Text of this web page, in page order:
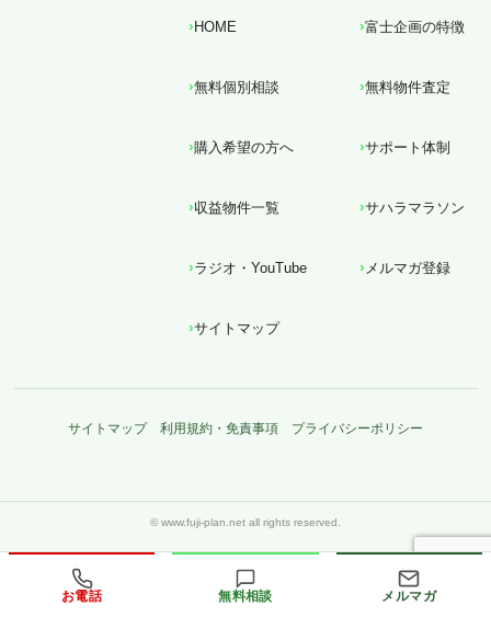
お電話 無料相談 メルマガ
HOME 富士企画の特徴
無料個別相談 無料物件査定
購入希望の方へ サポート体制
収益物件一覧 サハラマラソン
ラジオ・YouTube メルマガ登録
サイトマップ
サイトマップ 利用規約・免責事項 プライバシーポリシー